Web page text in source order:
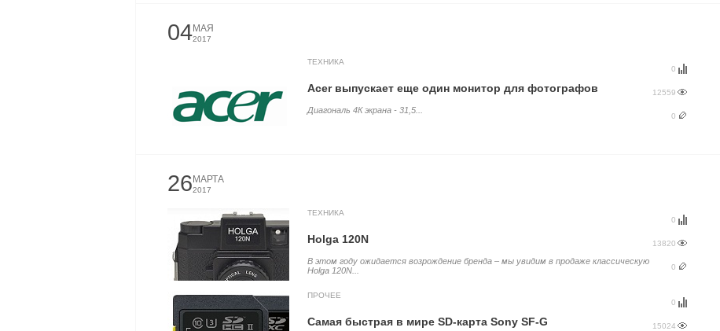
04МАЯ
2017
ТЕХНИКА
Acer выпускает еще один монитор для фотографов
Диагональ 4К экрана - 31,5...
0
12559
0
26 МАРТА
2017
ТЕХНИКА
Holga 120N
В этом году ожидается возрождение бренда – мы увидим в продаже классическую
Holga 120N...
0
13820
0
ПРОЧЕЕ
Самая быстрая в мире SD-карта Sony SF-G
0
15024